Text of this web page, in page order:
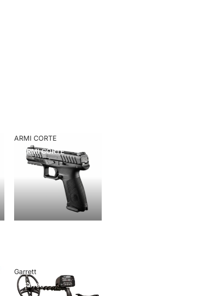
ARMI CORTE
ARMI CORTE
Garrett
Garrett